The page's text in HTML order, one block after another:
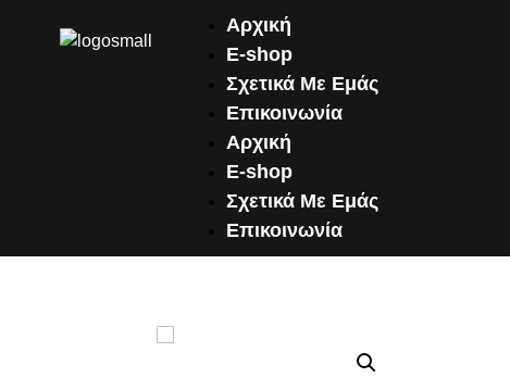
Αρχική
E-shop
Σχετικά Με Εμάς
Επικοινωνία
Αρχική
E-shop
Σχετικά Με Εμάς
Επικοινωνία